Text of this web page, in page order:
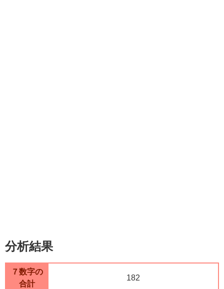
分析結果
７数字の
合計
182